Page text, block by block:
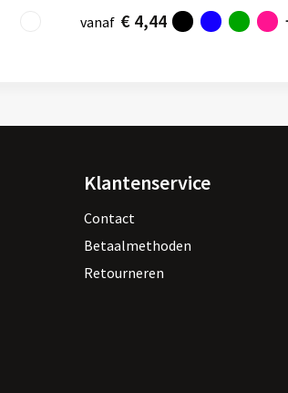
vanaf € 4,44
Klantenservice
Contact
Betaalmethoden
Retourneren